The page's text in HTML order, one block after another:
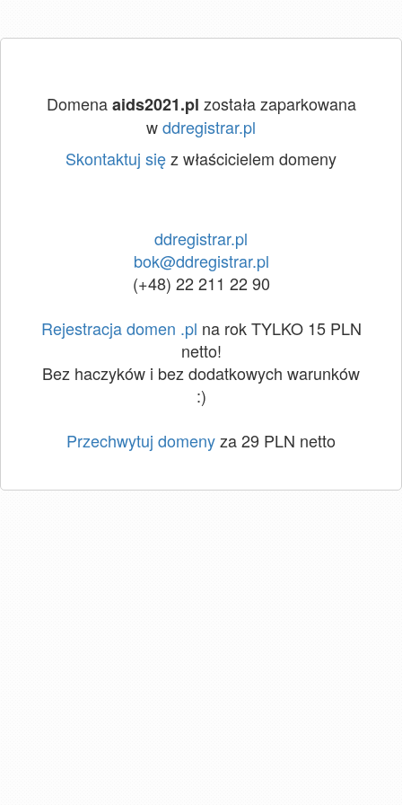
Domenaaids2021.pl została zaparkowana
wddregistrar.pl
Skontaktuj sięz właścicielem domeny
ddregistrar.pl
bok@ddregistrar.pl
(+48) 22 211 22 90
Rejestracja domen .pl na rok TYLKO 15 PLN
netto!
Bez haczyków i bez dodatkowych warunków
:)
Przechwytuj domenyza 29 PLN netto